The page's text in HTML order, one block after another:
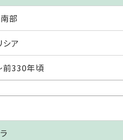
部
シア
前330年頃